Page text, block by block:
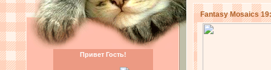
Привет Гость!
Fantasy Mosaics